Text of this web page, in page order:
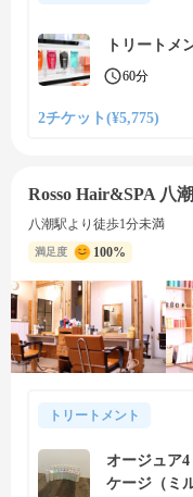
トリートメ
60分
2チケット(¥5,775)
Rosso Hair&SPA 八
八潮駅より徒歩1分未満
満足度 100%
トリートメント
オージュア
ケージ（ミ